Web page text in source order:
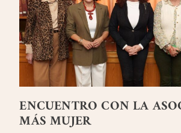
ENCUENTRO CON LA
MÁS MUJER